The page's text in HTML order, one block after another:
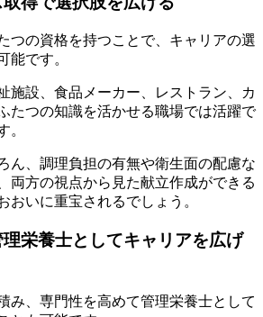
つの資格を持つことで、キャリアの選
能です。
施設、食品メーカー、レストラン、カ
たつの知識を活かせる職場では活躍で
。
ん、 調理負担の有無や衛生面の配慮な
両方の視点から見た献立作成ができる
おいに重宝されるでしょう。
栄養士としてキャリアを広げ
み、専門性を高めて管理栄養士として